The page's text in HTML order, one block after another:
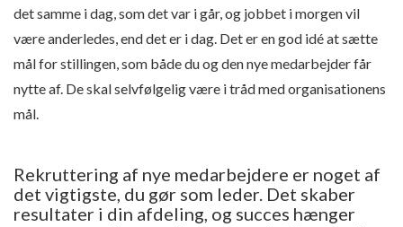
det samme i dag, som det var i går, og jobbet i morgen vil
være anderledes, end det er i dag. Det er en god idé at sætte
mål for stillingen, som både du og den nye medarbejder får
nytte af. De skal selvfølgelig være i tråd med organisationens
mål.
Rekruttering af nye medarbejdere er noget af
det vigtigste, du gør som leder. Det skaber
resultater i din afdeling, og succes hænger